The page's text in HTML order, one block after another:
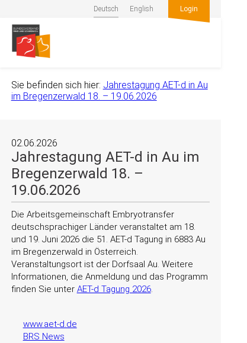
Deutsch English Login
Sie befinden sich hier: Jahrestagung AET-d in Au
im Bregenzerwald 18. – 19.06.2026
02.06.2026
Jahrestagung AET-d in Au im
Bregenzerwald 18. –
19.06.2026
Die Arbeitsgemeinschaft Embryotransfer
deutschsprachiger Länder veranstaltet am 18.
und 19. Juni 2026 die 51. AET-d Tagung in 6883 Au
im Bregenzerwald in Österreich.
Veranstaltungsort ist der Dorfsaal Au. Weitere
Informationen, die Anmeldung und das Programm
finden Sie unter AET-d Tagung 2026.
www.aet-d.de
BRS News